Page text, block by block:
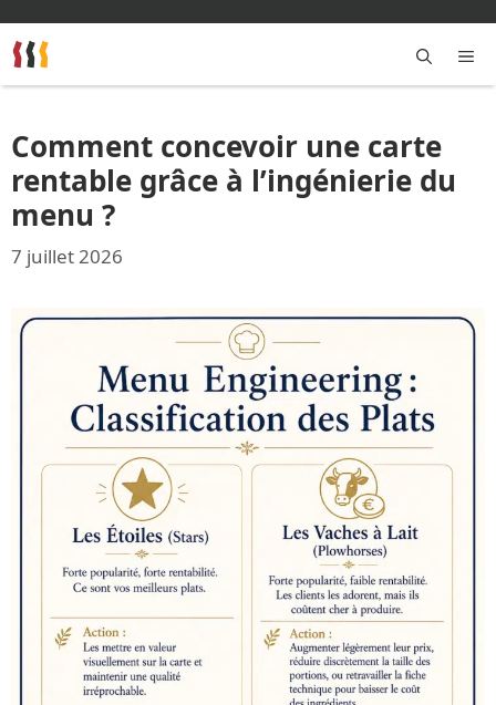
au
contenu
Comment concevoir une carte
rentable grâce à l’ingénierie du
menu ?
7 juillet 2026